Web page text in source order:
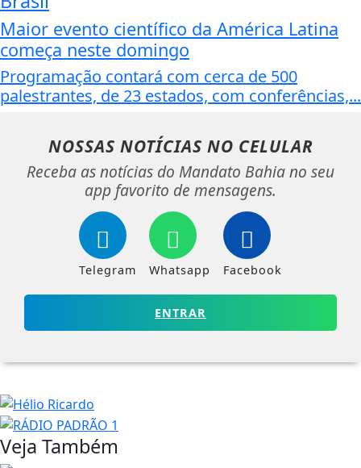
Maior evento científico da América Latina
começa neste domingo
Programação contará com cerca de 500
palestrantes, de 23 estados, com conferências,...
NOSSAS NOTÍCIAS NO CELULAR
Receba as notícias do Mandato Bahia no seu
app favorito de mensagens.
Telegram Whatsapp Facebook
ENTRAR
Veja Também